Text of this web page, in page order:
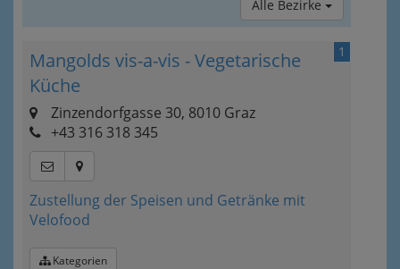
Alle Bezirke
1
Mangolds vis-a-vis - Vegetarische
Küche
Zinzendorfgasse 30, 8010 Graz
+43 316 318 345
Zustellung der Speisen und Getränke mit
Velofood
Kategorien